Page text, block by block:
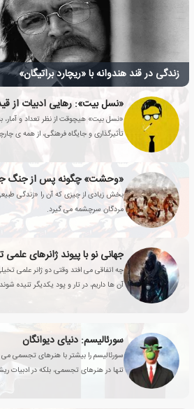
زندگی در قند هندوانه با «ریچارد براتیگان»
«نسل بیت»: رهایی ادبیات از
«نسل بیت» هیچوقت از نظر تعداد و آمار،
تأثیرگذاری و جایگاه فرهنگی، از همه ی
«وحشت» چگونه پس از جنگ
بخش زیادی از چیزی که آن را «زندگی
مردگان سرچشمه می گیرد.
جهانی نو با پیوند ژانرهای
چه اتفاقی می افتد وقتی دو ژانر علمی
آن ها داریم، در تار و پود یکدیگر تنیده
سورئالیسم: دنیای دیوانگان
سورئالیسم را بیشتر با هنرهای تجسمی
تنها در هنرهای تجسمی، بلکه در ادبیات